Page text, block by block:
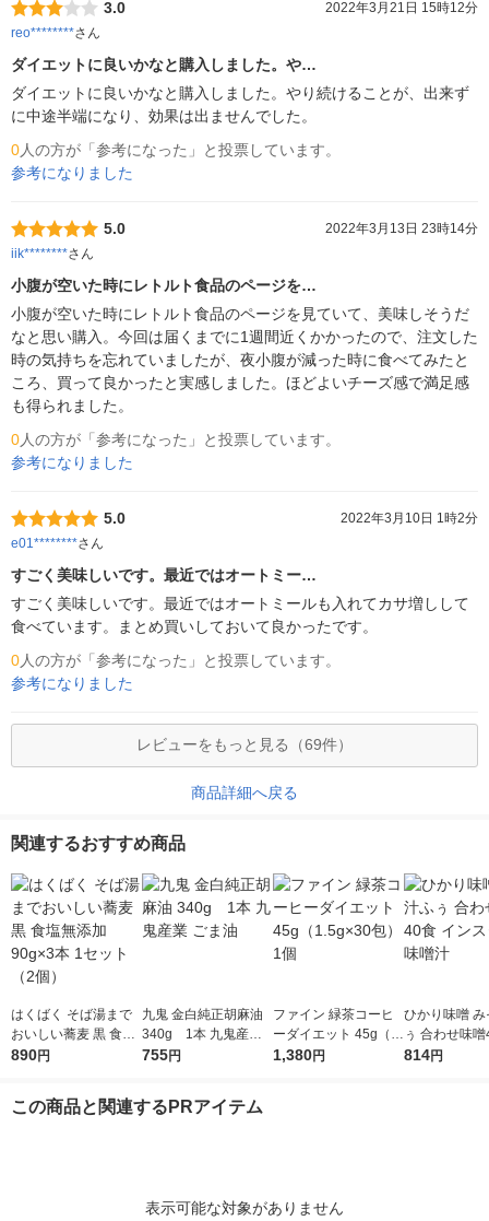
3.0
2022年3月21日 15時12分
reo********さん
ダイエットに良いかなと購入しました。や…
ダイエットに良いかなと購入しました。やり続けることが、出来ず
に中途半端になり、効果は出ませんでした。
0人の方が「参考になった」と投票しています。
参考になりました
5.0
2022年3月13日 23時14分
iik********さん
小腹が空いた時にレトルト食品のページを…
小腹が空いた時にレトルト食品のページを見ていて、美味しそうだ
なと思い購入。今回は届くまでに1週間近くかかったので、注文した
時の気持ちを忘れていましたが、夜小腹が減った時に食べてみたと
ころ、買って良かったと実感しました。ほどよいチーズ感で満足感
も得られました。
0人の方が「参考になった」と投票しています。
参考になりました
5.0
2022年3月10日 1時2分
e01********さん
すごく美味しいです。最近ではオートミー…
すごく美味しいです。最近ではオートミールも入れてカサ増しして
食べています。まとめ買いしておいて良かったです。
0人の方が「参考になった」と投票しています。
参考になりました
レビューをもっと見る（69件）
商品詳細へ戻る
関連するおすすめ商品
はくばく そば湯まで
おいしい蕎麦 黒 食塩
無添加 90g×3本 1セッ
890円
九鬼 金白純正胡麻油
340g 1本 九鬼産業
ごま油
755円
ファイン 緑茶コーヒ
ーダイエット 45g（1.
5g×30包） 1個
1,380円
ひかり味噌 み
ぅ 合わせ味
ンスタント味
814円
この商品と関連するPRアイテム
表示可能な対象がありません